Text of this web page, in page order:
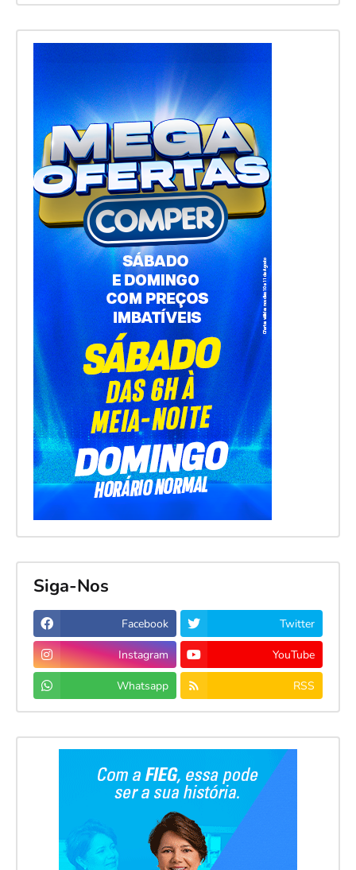
Siga-Nos
Facebook Twitter
Instagram YouTube
Whatsapp RSS